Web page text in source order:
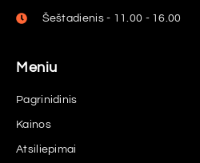
Šeštadienis - 11.00 - 16.00
Meniu
Pagrinidinis
Kainos
Atsiliepimai